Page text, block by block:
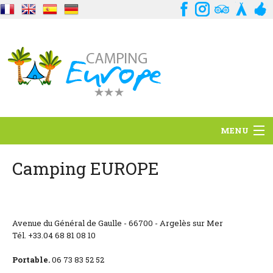
MENU
Standort
Dienstleistungen
Camping EUROPE
Avenue du Général de Gaulle - 66700 - Argelès sur Mer
Tél. +33.04 68 81 08 10
Portable.06 73 83 52 52